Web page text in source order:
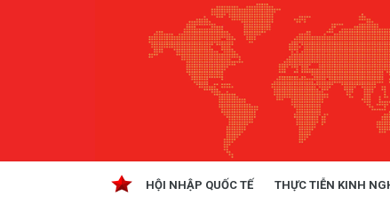
HỘI NHẬP QUỐC TẾ THỰC TIỄN KINH